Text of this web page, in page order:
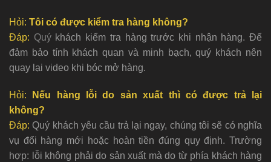
Hỏi: Tôi có được kiểm tra hàng không?
Đáp: Quýkhách kiểm tra hàng trước khi nhận hàng. Để
đảm bảo tính khách quan và minh bạch, quý khách nên
quay lại video khi bóc mở hàng.
Hỏi:
Nếu hàng lỗi do sản xuất thì có được trả lại
không?
Đáp:Quý khách yêu cầu trả lại ngay, chúng tôi sẽ có nghĩa
vụ đổi hàng mới hoặc hoàn tiền đúng quy định. Trường
hợp: lỗi không phải do sản xuất mà do từ phía khách hàng